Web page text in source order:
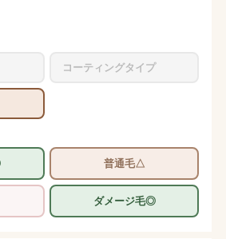
コーティングタイプ
普通毛△
ダメージ毛◎